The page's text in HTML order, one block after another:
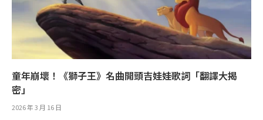
童年崩壞！《獅子王》名曲開頭吉娃娃歌詞「翻譯大揭
密」
2026 年 3 月 16 日